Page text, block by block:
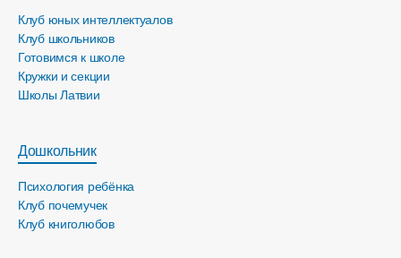
Клуб юных интеллектуалов
Клуб школьников
Готовимся к школе
Кружки и секции
Школы Латвии
Дошкольник
Психология ребёнка
Клуб почемучек
Клуб книголюбов